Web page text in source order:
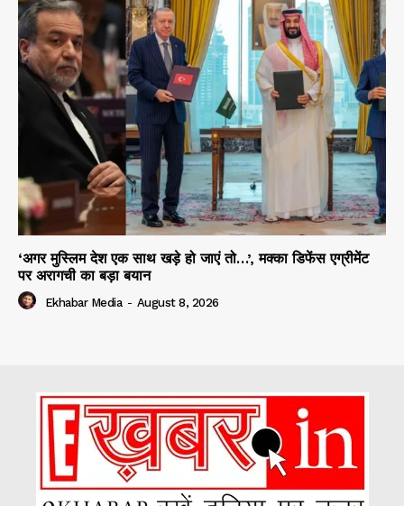
‘अगर मुस्लिम देश एक साथ खड़े हो जाएं तो…’, मक्का डिफेंस एग्रीमेंट
पर अरागची का बड़ा बयान
Ekhabar Media - August 8, 2026